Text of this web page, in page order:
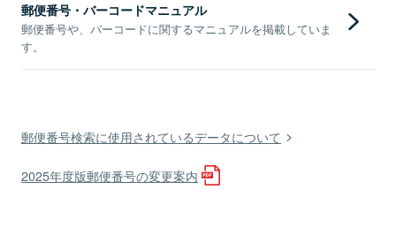
郵便番号・バーコードマニュアル
郵便番号や、バーコードに関するマニュアルを掲載していま
す。
郵便番号検索に使用されているデータについて
2025年度版郵便番号の変更案内